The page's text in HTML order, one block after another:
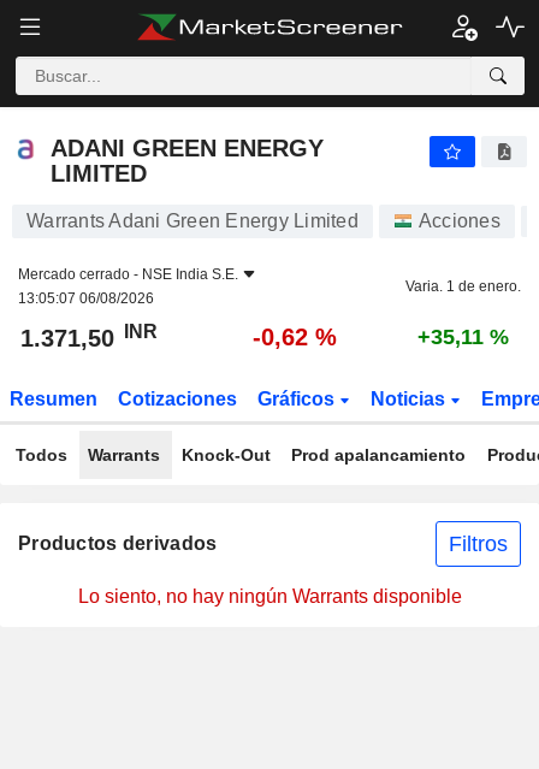
ADANI GREEN ENERGY
LIMITED
Warrants Adani Green Energy Limited Acciones
Mercado cerrado - NSE India S.E.
13:05:07 06/08/2026
Varia. 1 de enero.
1.371,50 INR -0,62 % +35,11 %
Resumen Cotizaciones Gráficos Noticias
Todos Warrants Knock-Out Prod apalancamiento
Productos derivados Filtros
Lo siento, no hay ningún Warrants disponible